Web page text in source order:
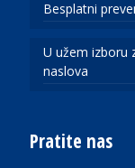
Besplatni
U užem izboru
naslova
Pratite nas